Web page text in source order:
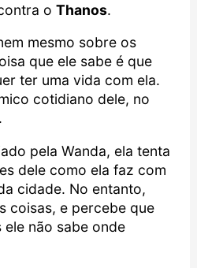
o Thanos.
mesmo sobre os
que ele sabe é que
ter uma vida com ela.
cotidiano dele, no
pela Wanda, ela tenta
dele como ela faz com
cidade. No entanto,
coisas, e percebe que
não sabe onde